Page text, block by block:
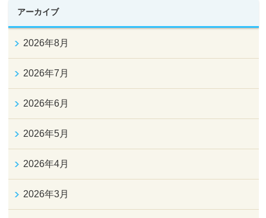
アーカイブ
2026年8月
2026年7月
2026年6月
2026年5月
2026年4月
2026年3月